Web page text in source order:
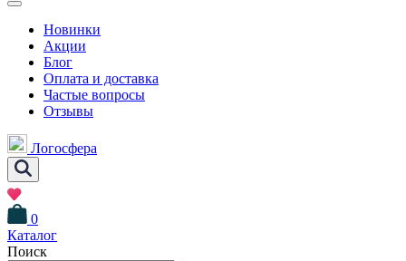
Новинки
Акции
Блог
Оплата и доставка
Частые вопросы
Отзывы
Логосфера
0
Каталог
Поиск